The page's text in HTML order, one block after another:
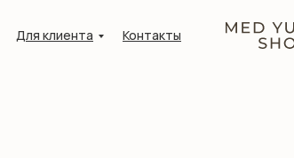
Для клиента Контакты